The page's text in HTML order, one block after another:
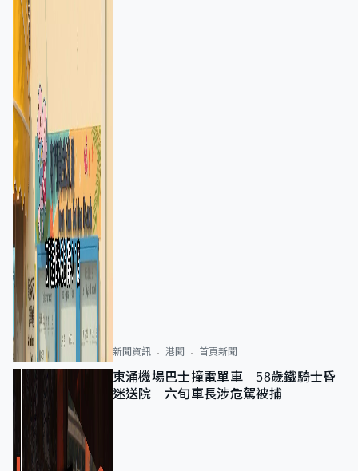
新聞資訊 港聞 首頁新聞
東涌機場巴士撞電單車 58歲鐵騎士昏
迷送院 六旬車長涉危駕被捕